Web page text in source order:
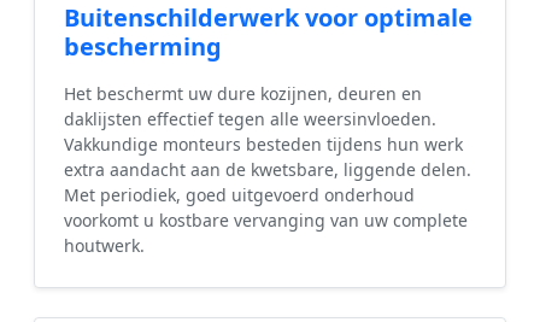
Buitenschilderwerk voor optimale
bescherming
Het beschermt uw dure kozijnen, deuren en
daklijsten effectief tegen alle weersinvloeden.
Vakkundige monteurs besteden tijdens hun werk
extra aandacht aan de kwetsbare, liggende delen.
Met periodiek, goed uitgevoerd onderhoud
voorkomt u kostbare vervanging van uw complete
houtwerk.